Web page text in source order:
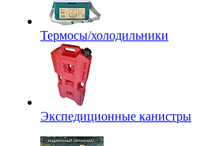
Термосы/холодильники
Экспедиционные канистры